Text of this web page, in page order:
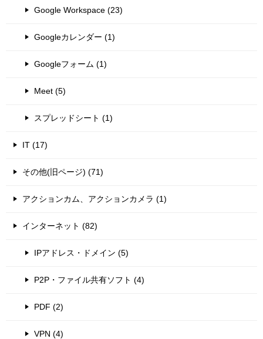
Google Workspace (23)
Googleカレンダー (1)
Googleフォーム (1)
Meet (5)
スプレッドシート (1)
IT (17)
その他(旧ページ) (71)
アクションカム、アクションカメラ (1)
インターネット (82)
IPアドレス・ドメイン (5)
P2P・ファイル共有ソフト (4)
PDF (2)
VPN (4)